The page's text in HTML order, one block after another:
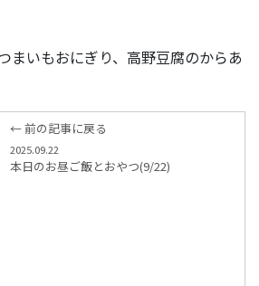
まいもおにぎり、高野豆腐のからあ
← 前の記事に戻る
2025.09.22
本日のお昼ご飯とおやつ(9/22)